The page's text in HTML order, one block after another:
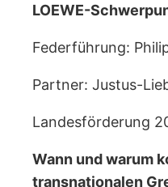
LOEWE-
Federführung:
Partner: Justus-
Landesförderung
Wann und warum
transnationalen